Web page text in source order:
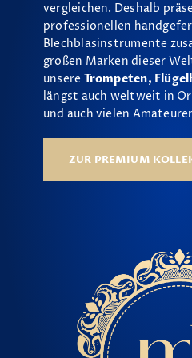
vergleichen. Deshalb
professionellen
Blechblasinstrumente
großen Marken dieser
unsere Trompeten,
längst auch weltweit in
und auch vielen
ZUR PREMIUM